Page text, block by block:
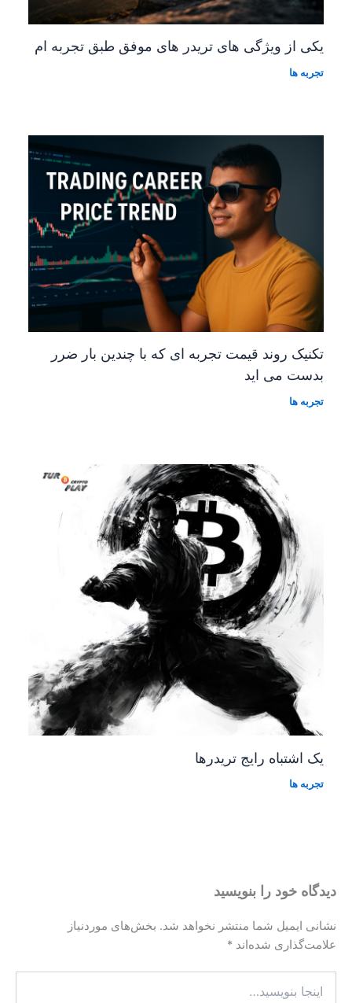
یکی از ویژگی های تریدر های موفق طبق تجربه ام
تجربه ها
تکنیک روند قیمت تجربه ای که با چندین بار ضرر
بدست می اید
تجربه ها
یک اشتباه رایج تریدرها
تجربه ها
دیدگاه‌ خود را بنویسید
نشانی ایمیل شما منتشر نخواهد شد. بخش‌های موردنیاز
علامت‌گذاری شده‌اند *
بنویسید…